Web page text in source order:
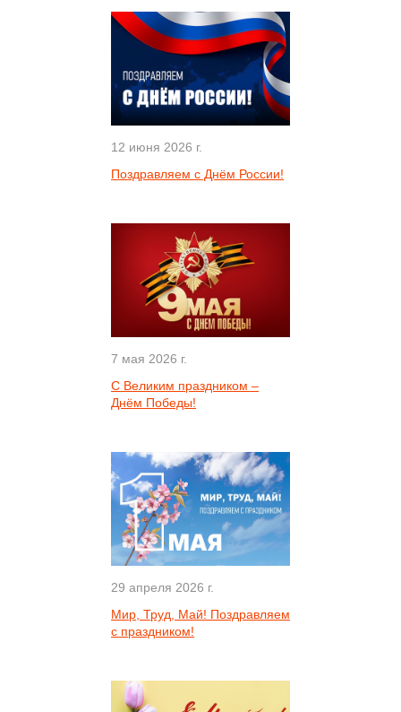
12 июня 2026 г.
Поздравляем с Днём России!
7 мая 2026 г.
С Великим праздником –
Днём Победы!
29 апреля 2026 г.
Мир, Труд, Май! Поздравляем
с праздником!